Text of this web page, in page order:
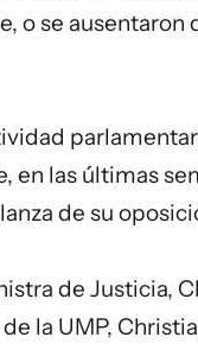
o se ausentaron
las últimas
de su
de Justicia,
la UMP,